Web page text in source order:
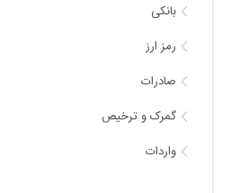
بانکی
رمز ارز
صادرات
گمرک و ترخیص
واردات